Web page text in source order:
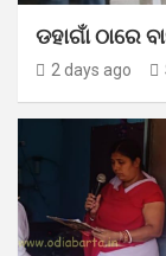
ଡହାଗାଁ ଠାରେ
2 days ago